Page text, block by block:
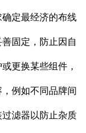
定最经济的布线
固定，防止因自
更换某些组件，
例如不同品牌间
滤器以防止杂质